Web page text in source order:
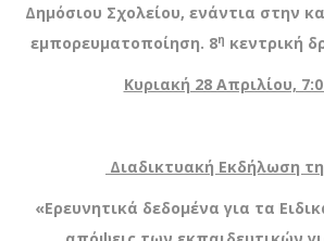
Δημόσιου Σχολείου, ενάντια στην
εμπορευματοποίηση. 8η κεντρική
Κυριακή 28 Απριλίου,
Διαδικτυακή Εκδήλωση
«Ερευνητικά δεδομένα για τα